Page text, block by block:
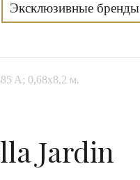
Эксклюзивные бренды
A; 0,68x8,2 м.
Jardin